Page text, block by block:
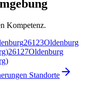
Kompetenz.
26123Oldenburg
26127Oldenburg
Standorte